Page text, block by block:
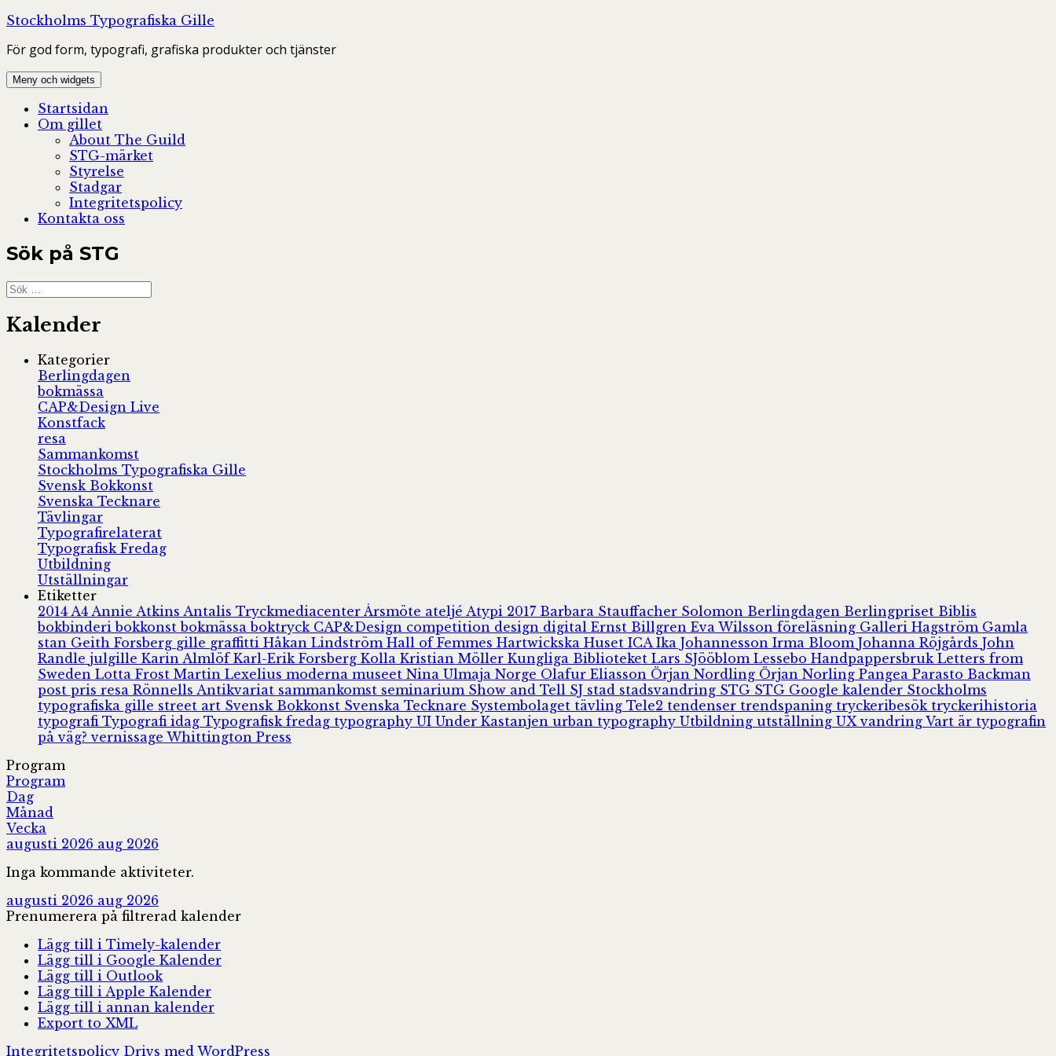
Hoppa
innehåll
Stockholms Typografiska Gille
För god form, typografi, grafiska produkter och tjänster
Meny och widgets
Startsidan
Om gillet
About The Guild
STG-märket
Styrelse
Stadgar
Integritetspolicy
Kontakta oss
Sök på STG
Sök
efter:
Kalender
Kategorier
Berlingdagen
bokmässa
CAP&Design Live
Konstfack
resa
Sammankomst
Stockholms Typografiska Gille
Svensk Bokkonst
Svenska Tecknare
Tävlingar
Typografirelaterat
Typografisk Fredag
Utbildning
Utställningar
Etiketter
2014 A4 Annie Atkins Antalis Tryckmediacenter Årsmöte ateljé Atypi 2017 Barbara Stauffacher Solomon Berlingdagen Berlingpriset Biblis
bokbinderibokkonstbokmässaboktryck CAP&Design competition design digital Ernst Billgren Eva Wilsson föreläsning Galleri Hagström Gamla
stan Geith Forsberg gille graffitti Håkan Lindström Hall of Femmes Hartwickska Huset ICA Ika Johannesson Irma Bloom Johanna Röjgårds John
Randle julgille Karin Almlöf Karl-Erik Forsberg Kolla Kristian Möller Kungliga Biblioteket Lars SJööblom Lessebo Handpappersbruk Letters from
Sweden Lotta Frost Martin Lexelius moderna museet Nina Ulmaja Norge Olafur Eliasson Örjan Nordling Örjan Norling Pangea Parasto Backman
post pris resa Rönnells Antikvariat sammankomst seminarium Show and Tell SJ stad stadsvandring STG STG Google kalender Stockholms
typografiska gille street art Svensk Bokkonst Svenska Tecknare Systembolaget tävling Tele2 tendenser trendspaning tryckeribesök tryckerihistoria
typografi Typografi idag Typografisk fredag typography UI Under Kastanjen urban typography Utbildning utställning UXvandring Vart är typografin
på väg?vernissage Whittington Press
Program
Program
Dag
Månad
Vecka
augusti 2026 aug 2026
Inga kommande aktiviteter.
augusti 2026 aug 2026
Prenumerera på filtrerad kalender
Lägg till i Timely-kalender
Lägg till i Google Kalender
Lägg till i Outlook
Lägg till i Apple Kalender
Lägg till i annan kalender
Export to XML
Integritetspolicy Drivs med WordPress